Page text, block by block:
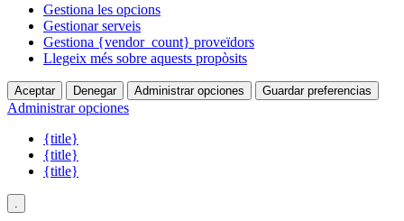
Gestiona les opcions
Gestionar serveis
Gestiona {vendor_count} proveïdors
Llegeix més sobre aquests propòsits
Aceptar Denegar Administrar opciones Guardar preferencias
Administrar opciones
{title}
{title}
{title}